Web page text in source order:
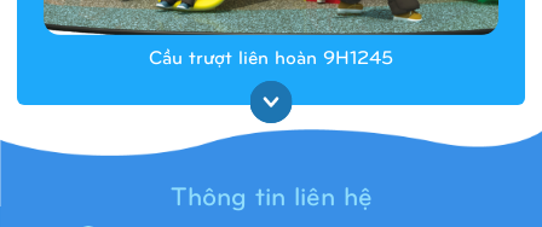
Cầu trượt liên hoàn 9H1245
Thông tin liên hệ